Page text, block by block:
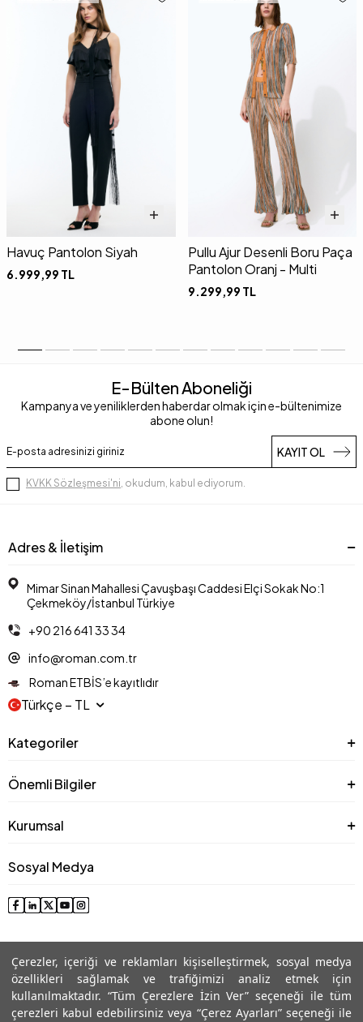
Çerezler, içeriği ve reklamları kişiselleştirmek, sosyal medya
özellikleri sağlamak ve trafiğimizi analiz etmek için
kullanılmaktadır. “Tüm Çerezlere İzin Ver” seçeneği ile tüm
çerezleri kabul edebilirsiniz veya “Çerez Ayarları” seçeneği ile
Havuç Pantolon Siyah
6.999,99 TL
Pullu Ajur Desenli Boru Paça
Pantolon Oranj - Multi
9.299,99 TL
E-Bülten Aboneliği
Kampanya ve yeniliklerden haberdar olmak için e-bültenimize
abone olun!
KAYIT OL
KVKK Sözleşmesi'ni , okudum, kabul ediyorum.
Adres & İletişim
Mimar Sinan Mahallesi Çavuşbaşı Caddesi Elçi Sokak No:1
Çekmeköy/İstanbul Türkiye
+90 216 641 33 34
info@roman.com.tr
Roman ETBİS’e kayıtlıdır
Türkçe − TL
Kategoriler
Önemli Bilgiler
Kurumsal
Sosyal Medya
© 2025 Roman® Tüm Hakları Saklıdır, İzinsiz kullanılamaz